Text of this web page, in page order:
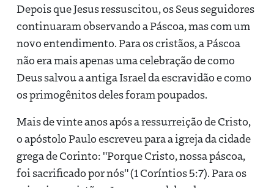
Depois que Jesus ressuscitou, os Seus seguidores
continuaram observando a Páscoa, mas com um
novo entendimento. Para os cristãos, a Páscoa
não era mais apenas uma celebração de como
Deus salvou a antiga Israel da escravidão e como
os primogênitos deles foram poupados.
Mais de vinte anos após a ressurreição de Cristo,
o apóstolo Paulo escreveu para a igreja da cidade
grega de Corinto: "Porque Cristo, nossa páscoa,
foi sacrificado por nós" (1 Coríntios 5:7). Para os